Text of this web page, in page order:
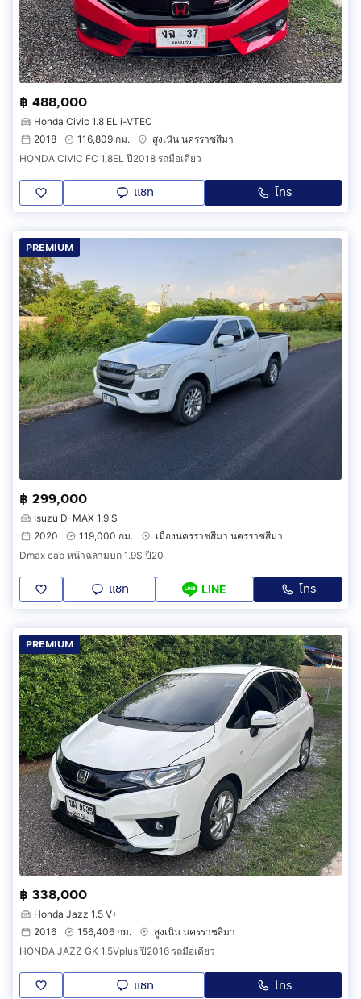
฿ 488,000
Honda Civic 1.8 EL i-VTEC
2018
116,809 กม.
สูงเนิน นครราชสีมา
HONDA CIVIC FC 1.8EL ปี2018 รถมือเดียว
แชท โทร
PREMIUM
฿ 299,000
Isuzu D-MAX 1.9 S
2020
119,000 กม.
เมืองนครราชสีมา นครราชสีมา
Dmax cap หน้าฉลามบก 1.9S ปี20
แชท LINE โทร
PREMIUM
฿ 338,000
Honda Jazz 1.5 V+
2016
156,406 กม.
สูงเนิน นครราชสีมา
HONDA JAZZ GK 1.5Vplus ปี2016 รถมือเดียว
แชท โทร